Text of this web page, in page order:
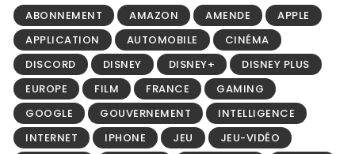
ABONNEMENT AMAZON AMENDE
APPLE
APPLICATION
AUTOMOBILE
CINÉMA
DISCORD
DISNEY DISNEY+
DISNEY PLUS
EUROPE
FILM FRANCE
GAMING
GOOGLE
GOUVERNEMENT
INTELLIGENCE
INTERNET
IPHONE JEU
JEU-VIDÉO